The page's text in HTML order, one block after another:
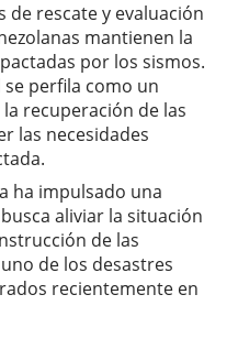
rescate y evaluación
mantienen la
por los sismos.
perfila como un
recuperación de las
las necesidades
ha impulsado una
aliviar la situación
de las
de los desastres
recientemente en